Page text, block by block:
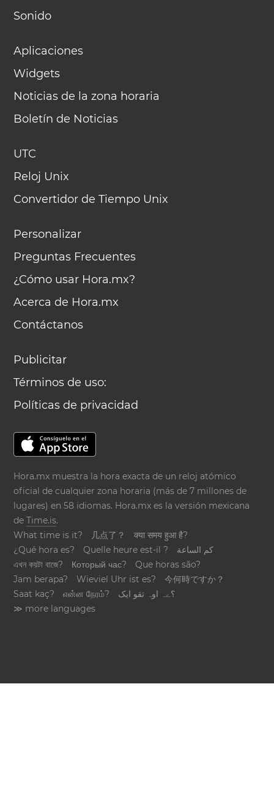
Sonido
Aplicaciones
Widgets
Noticias de la zona horaria
Boletín de Noticias
UTC
Reloj Unix
Convertidor de Tiempo Unix
Personalizar
Preguntas Frecuentes
¿Cómo usar Hora.mx?
Acerca de Hora.mx
Contáctanos
Publicitar
Términos de uso:
Políticas de privacidad
Hora.mx muestra la hora exacta de un reloj atómico
oficial de cualquier zona horaria (más de 7 millones de
lugares) en 58 idiomas. Hora.mx es la versión mexicana
deTime.is.
What time is it?
几点了？
क्या समय हुआ है?
¿Qué hora es?
Quelle heure est-il ?
كم الساعة
এখন কয়টা বাজে?
Который час?
Que horas são?
Jam berapa?
Wieviel Uhr ist es?
今何時ですか？
Saat kaç?
என்ன நேரம்?
؟ےہ اوہ تقو ایک
≫ more languages